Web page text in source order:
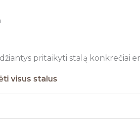
pritaikyti stalą konkrečiai
visus stalus